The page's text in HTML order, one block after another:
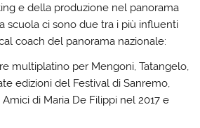
e della produzione nel panorama
scuola ci sono due tra i più influenti
coach del panorama nazionale:
multiplatino per Mengoni, Tatangelo,
edizioni del Festival di Sanremo,
di Maria De Filippi nel 2017 e